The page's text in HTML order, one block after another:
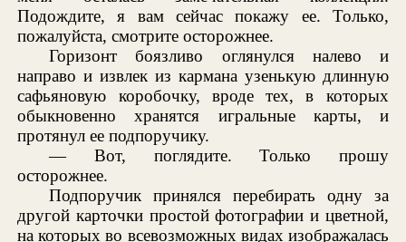
Подождите, я вам сейчас покажу ее. Только,
пожалуйста, смотрите осторожнее.
Горизонт боязливо оглянулся налево и
направо и извлек из кармана узенькую длинную
сафьяновую коробочку, вроде тех, в которых
обыкновенно хранятся игральные карты, и
протянул ее подпоручику.
— Вот, поглядите. Только прошу
осторожнее.
Подпоручик принялся перебирать одну за
другой карточки простой фотографии и цветной,
на которых во всевозможных видах изображалась